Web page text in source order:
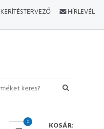
KERÍTÉSTERVEZŐ
HÍRLEVÉL
0
KOSÁR: